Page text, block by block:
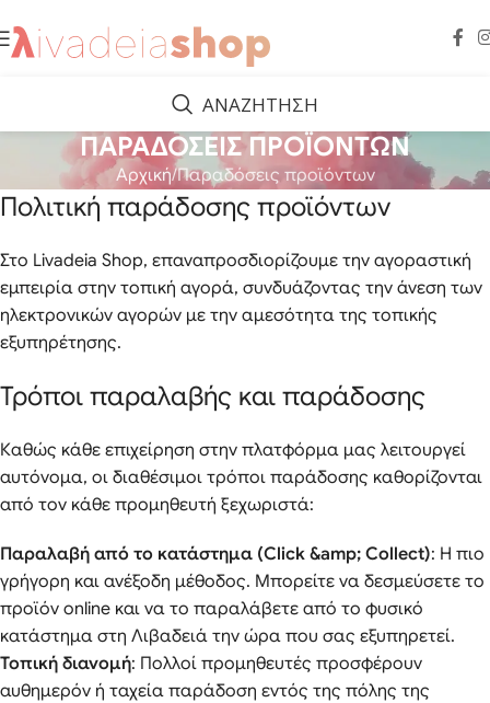
ΑΝΑΖΗΤΗΣΗ
ΠΑΡΑΔΟΣΕΙΣ ΠΡΟΪΟΝΤΩΝ
Αρχική Παραδόσεις προϊόντων
Πολιτική παράδοσης προϊόντων
Στο Livadeia Shop, επαναπροσδιορίζουμε την αγοραστική
εμπειρία στην τοπική αγορά, συνδυάζοντας την άνεση των
ηλεκτρονικών αγορών με την αμεσότητα της τοπικής
εξυπηρέτησης.
Τρόποι παραλαβής και παράδοσης
Καθώς κάθε επιχείρηση στην πλατφόρμα μας λειτουργεί
αυτόνομα, οι διαθέσιμοι τρόποι παράδοσης καθορίζονται
από τον κάθε προμηθευτή ξεχωριστά:
Παραλαβή από το κατάστημα (Click &amp; Collect): Η πιο
γρήγορη και ανέξοδη μέθοδος. Μπορείτε να δεσμεύσετε το
προϊόν online και να το παραλάβετε από το φυσικό
κατάστημα στη Λιβαδειά την ώρα που σας εξυπηρετεί.
Τοπική διανομή: Πολλοί προμηθευτές προσφέρουν
αυθημερόν ή ταχεία παράδοση εντός της πόλης της